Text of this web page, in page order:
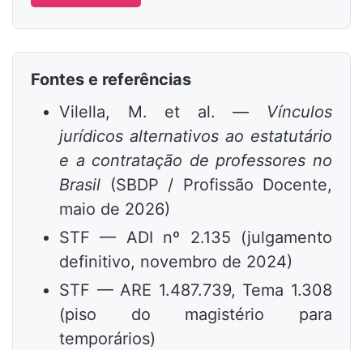
Fontes e referências
Vilella, M. et al. — Vínculos
jurídicos alternativos ao estatutário
e a contratação de professores no
Brasil (SBDP / Profissão Docente,
maio de 2026)
STF — ADI nº 2.135 (julgamento
definitivo, novembro de 2024)
STF — ARE 1.487.739, Tema 1.308
(piso do magistério para
temporários)